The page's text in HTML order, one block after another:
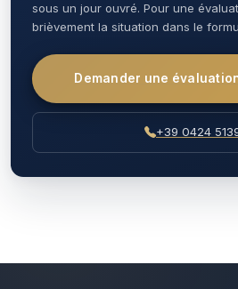
sous un jour ouvré. Pour une
brièvement la situation dans le
Demander une
+39 0424